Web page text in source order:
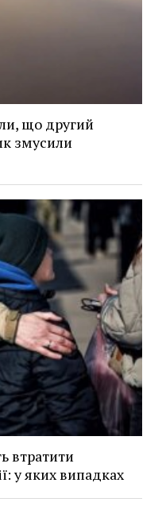
що другий
змусили
втратити
у яких випадках